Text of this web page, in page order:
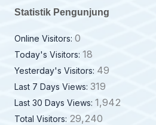
Statistik Pengunjung
Online Visitors: 0
Today's Visitors: 18
Yesterday's Visitors: 49
Last 7 Days Views: 319
Last 30 Days Views: 1,942
Total Visitors: 29,240